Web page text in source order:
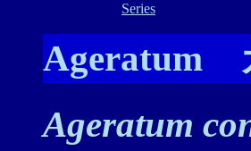
Series
Ageratum
Ageratum